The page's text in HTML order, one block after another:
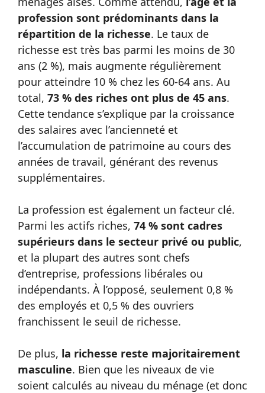
profession sont prédominants dans la
répartition de la richesse. Le taux de
richesse est très bas parmi les moins de 30
ans (2 %), mais augmente régulièrement
pour atteindre 10 % chez les 60-64 ans. Au
total, 73 % des riches ont plus de 45 ans.
Cette tendance s’explique par la croissance
des salaires avec l’ancienneté et
l’accumulation de patrimoine au cours des
années de travail, générant des revenus
supplémentaires.
La profession est également un facteur clé.
Parmi les actifs riches, 74 % sont cadres
supérieurs dans le secteur privé ou public,
et la plupart des autres sont chefs
d’entreprise, professions libérales ou
indépendants. À l’opposé, seulement 0,8 %
des employés et 0,5 % des ouvriers
franchissent le seuil de richesse.
De plus, la richesse reste majoritairement
masculine. Bien que les niveaux de vie
soient calculés au niveau du ménage (et donc